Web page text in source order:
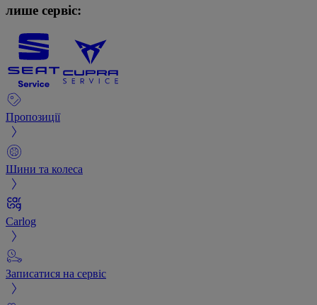
лише сервіс:
Пропозиції
Шини та колеса
Carlog
Записатися на сервіс